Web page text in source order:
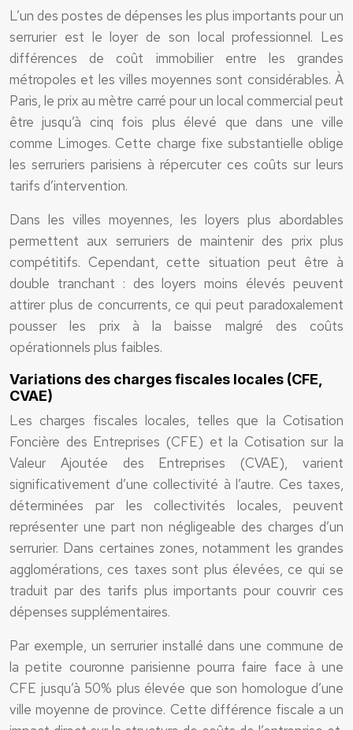
L’un des postes de dépenses les plus importants pour un
serrurier est le loyer de son local professionnel. Les
différences de coût immobilier entre les grandes
métropoles et les villes moyennes sont considérables. À
Paris, le prix au mètre carré pour un local commercial peut
être jusqu’à cinq fois plus élevé que dans une ville
comme Limoges. Cette charge fixe substantielle oblige
les serruriers parisiens à répercuter ces coûts sur leurs
tarifs d’intervention.
Dans les villes moyennes, les loyers plus abordables
permettent aux serruriers de maintenir des prix plus
compétitifs. Cependant, cette situation peut être à
double tranchant : des loyers moins élevés peuvent
attirer plus de concurrents, ce qui peut paradoxalement
pousser les prix à la baisse malgré des coûts
opérationnels plus faibles.
Variations des charges fiscales locales (CFE,
CVAE)
Les charges fiscales locales, telles que la Cotisation
Foncière des Entreprises (CFE) et la Cotisation sur la
Valeur Ajoutée des Entreprises (CVAE), varient
significativement d’une collectivité à l’autre. Ces taxes,
déterminées par les collectivités locales, peuvent
représenter une part non négligeable des charges d’un
serrurier. Dans certaines zones, notamment les grandes
agglomérations, ces taxes sont plus élevées, ce qui se
traduit par des tarifs plus importants pour couvrir ces
dépenses supplémentaires.
Par exemple, un serrurier installé dans une commune de
la petite couronne parisienne pourra faire face à une
CFE jusqu’à 50% plus élevée que son homologue d’une
ville moyenne de province. Cette différence fiscale a un